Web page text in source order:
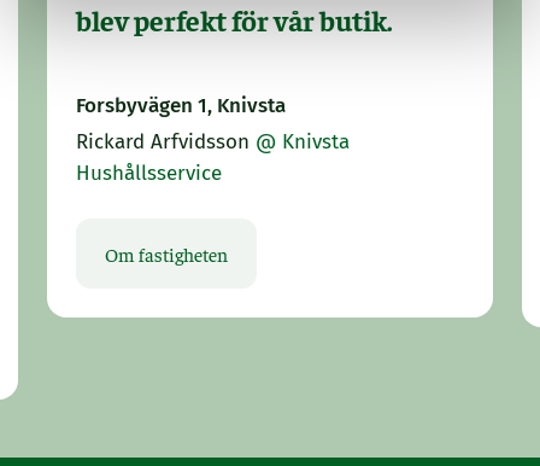
blev perfekt för vår butik.
Forsbyvägen 1, Knivsta
Rickard Arfvidsson @ Knivsta
Hushållsservice
Om fastigheten